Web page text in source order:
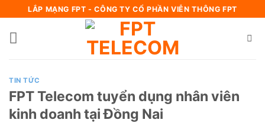
LẮP MẠNG FPT - CÔNG TY CỔ PHẦN VIỄN THÔNG FPT
TIN TỨC
FPT Telecom tuyển dụng nhân viên
kinh doanh tại Đồng Nai